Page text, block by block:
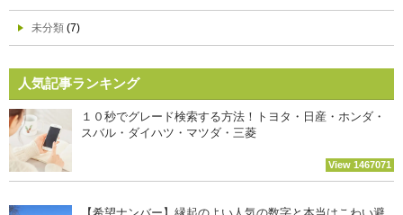
未分類 (7)
人気記事ランキング
１０秒でグレード検索する方法！トヨタ・日産・ホンダ・
スバル・ダイハツ・マツダ・三菱
View 1467071